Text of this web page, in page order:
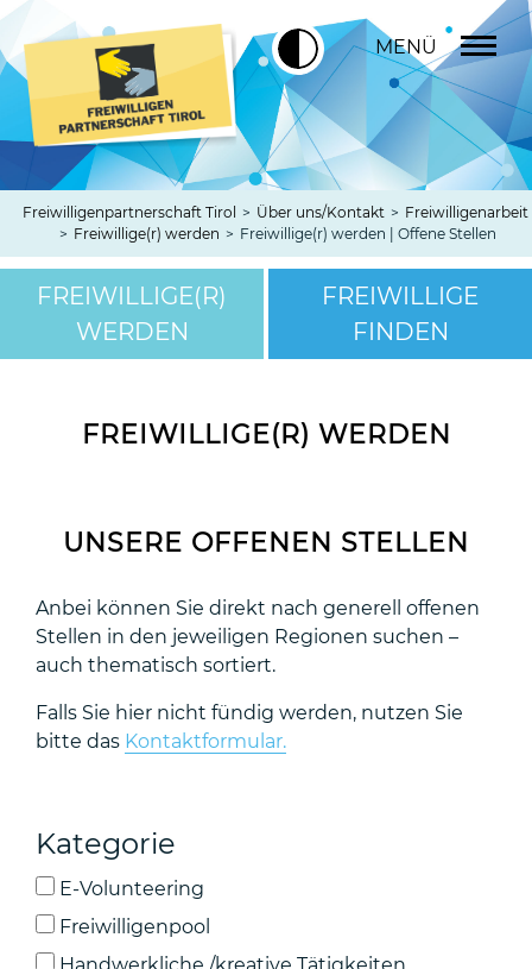
MENÜ
Freiwilligenpartnerschaft Tirol > Über uns/Kontakt > Freiwilligenarbeit
> Freiwillige(r) werden > Freiwillige(r) werden | Offene Stellen
FREIWILLIGE(R)
WERDEN
FREIWILLIGE
FINDEN
FREIWILLIGE(R) WERDEN
UNSERE OFFENEN STELLEN
Anbei können Sie direkt nach generell offenen
Stellen in den jeweiligen Regionen suchen –
auch thematisch sortiert.
Falls Sie hier nicht fündig werden, nutzen Sie
bitte das Kontaktformular.
Kategorie
E-Volunteering
Freiwilligenpool